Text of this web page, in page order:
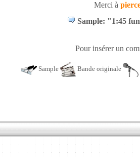
Merci à
Sample: "1:45
Pour insérer un
Sample Bande originale